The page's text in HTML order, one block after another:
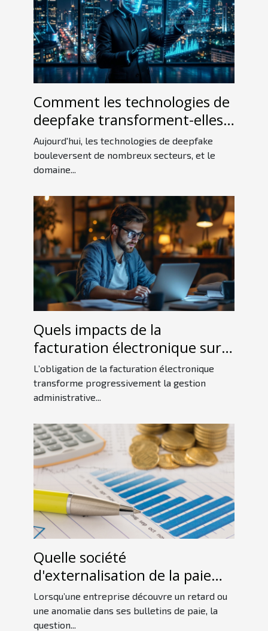
Comment les technologies de
deepfake transforment-elles
le secteur financier ?
Aujourd'hui, les technologies de deepfake
bouleversent de nombreux secteurs, et le
domaine...
Quels impacts de la
facturation électronique sur
les petites entreprises ?
L’obligation de la facturation électronique
transforme progressivement la gestion
administrative...
Quelle société
d'externalisation de la paie
contacter pour un rattrapage
?
Lorsqu’une entreprise découvre un retard ou
une anomalie dans ses bulletins de paie, la
question...